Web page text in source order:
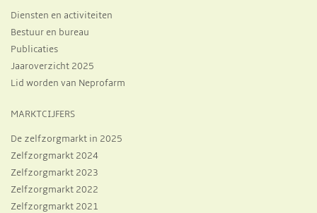
Diensten en activiteiten
Bestuur en bureau
Publicaties
Jaaroverzicht 2025
Lid worden van Neprofarm
MARKTCIJFERS
De zelfzorgmarkt in 2025
Zelfzorgmarkt 2024
Zelfzorgmarkt 2023
Zelfzorgmarkt 2022
Zelfzorgmarkt 2021